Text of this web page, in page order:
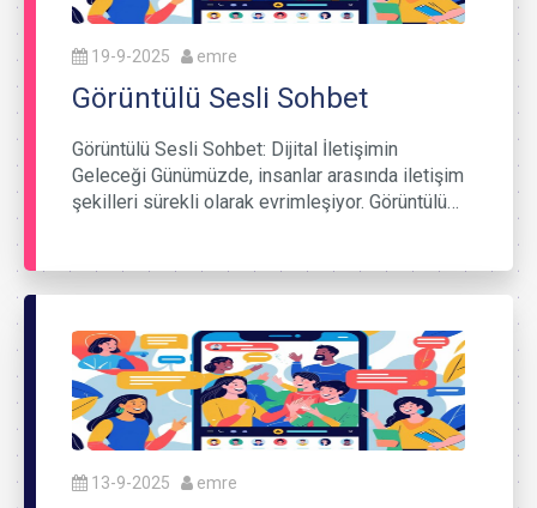
19-9-2025 emre
Görüntülü Sesli Sohbet
Görüntülü Sesli Sohbet: Dijital İletişimin
Geleceği Günümüzde, insanlar arasında iletişim
şekilleri sürekli olarak evrimleşiyor. Görüntülü…
13-9-2025 emre